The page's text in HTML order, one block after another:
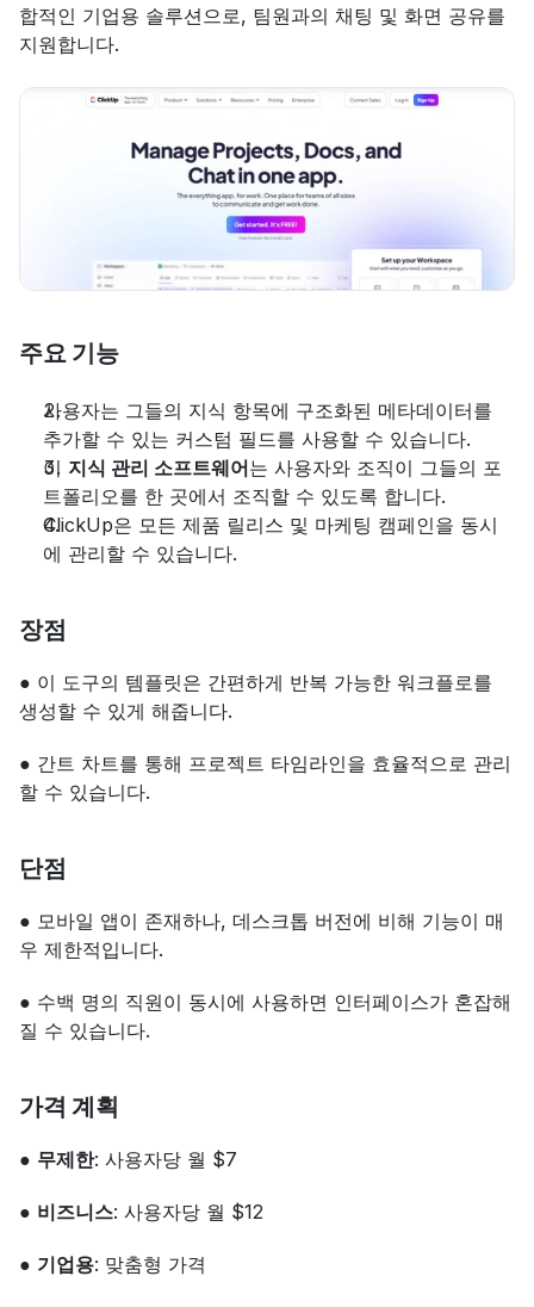
합적인 기업용 솔루션으로, 팀원과의 채팅 및 화면 공유를
지원합니다.
주요 기능
사용자는 그들의 지식 항목에 구조화된 메타데이터를
추가할 수 있는 커스텀 필드를 사용할 수 있습니다.
이 지식 관리 소프트웨어는 사용자와 조직이 그들의 포
트폴리오를 한 곳에서 조직할 수 있도록 합니다.
ClickUp은 모든 제품 릴리스 및 마케팅 캠페인을 동시
에 관리할 수 있습니다.
장점
● 이 도구의 템플릿은 간편하게 반복 가능한 워크플로를
생성할 수 있게 해줍니다.
● 간트 차트를 통해 프로젝트 타임라인을 효율적으로 관리
할 수 있습니다.
단점
● 모바일 앱이 존재하나, 데스크톱 버전에 비해 기능이 매
우 제한적입니다.
● 수백 명의 직원이 동시에 사용하면 인터페이스가 혼잡해
질 수 있습니다.
가격 계획
● 무제한: 사용자당 월 $7
● 비즈니스: 사용자당 월 $12
● 기업용: 맞춤형 가격